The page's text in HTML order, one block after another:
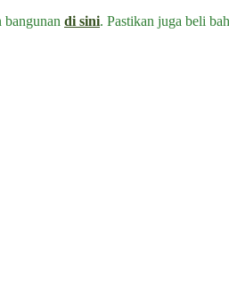
bangunan di sini. Pastikan juga beli